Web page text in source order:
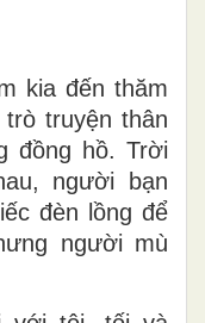
kia đến thăm
truyện thân
đồng hồ. Trời
người bạn
đèn lồng để
người mù